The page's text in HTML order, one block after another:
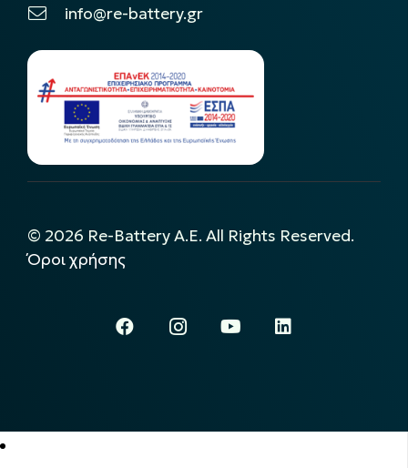
info@re-battery.gr
© 2026 Re-Battery A.E. All Rights Reserved.
Όροι χρήσης